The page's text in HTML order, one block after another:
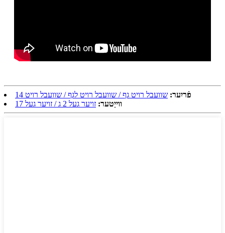
פֿריִער: שוועבל רויט גף / שוועבל רויט לגף / שוועבל רויט 14
ווייַטער: זויער געל 2 ג / זויער געל 17